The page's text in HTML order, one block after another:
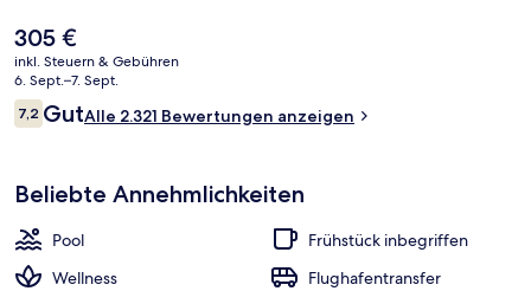
der Sinn nach Entspannung steht, kannst du dich im
Wellnessbereich mit Tiefengewebe-Massagen, Aromatherapie und
Reflexologie verwöhnen lassen. Zest, eins von 9 Restaurants,
serviert mediterrane Küche und ist zum Frühstück und Mittagessen
geöffnet. Als weitere Highlights bietet diese Unterkunft im
luxuriösen Stil einen Strömungskanal, einen kostenlosen Kinderclub
Der
aktuelle
Preis
beträgt
305 €.
305 €
inkl. Steuern & Gebühren
6. Sept.–7. Sept.
Bewertungen
7,27,2 von 10.
GutAlle 2.321 Bewertungen anzeigen
Beliebte Annehmlichkeiten
Pool
Frühstück inbegriffen
Wellness
Flughafentransfer